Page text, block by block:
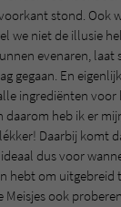
stond. Ook
we niet de illusie
evenaren, laat
gegaan. En
ingrediënten
heb ik er
Daarbij komt
dus voor
hebt om uitgebreid
Meisjes ook